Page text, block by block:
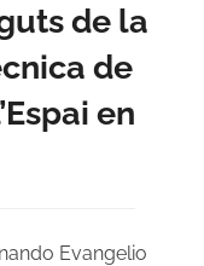
de la
de
en
Evangelio